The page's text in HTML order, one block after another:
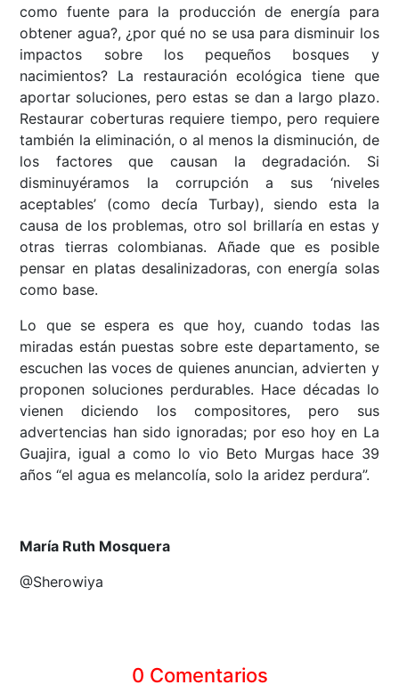
como fuente para la producción de energía para
obtener agua?, ¿por qué no se usa para disminuir los
impactos sobre los pequeños bosques y
nacimientos? La restauración ecológica tiene que
aportar soluciones, pero estas se dan a largo plazo.
Restaurar coberturas requiere tiempo, pero requiere
también la eliminación, o al menos la disminución, de
los factores que causan la degradación. Si
disminuyéramos la corrupción a sus ‘niveles
aceptables’ (como decía Turbay), siendo esta la
causa de los problemas, otro sol brillaría en estas y
otras tierras colombianas. Añade que es posible
pensar en platas desalinizadoras, con energía solas
como base.
Lo que se espera es que hoy, cuando todas las
miradas están puestas sobre este departamento, se
escuchen las voces de quienes anuncian, advierten y
proponen soluciones perdurables. Hace décadas lo
vienen diciendo los compositores, pero sus
advertencias han sido ignoradas; por eso hoy en La
Guajira, igual a como lo vio Beto Murgas hace 39
años “el agua es melancolía, solo la aridez perdura”.
María Ruth Mosquera
@Sherowiya
0 Comentarios